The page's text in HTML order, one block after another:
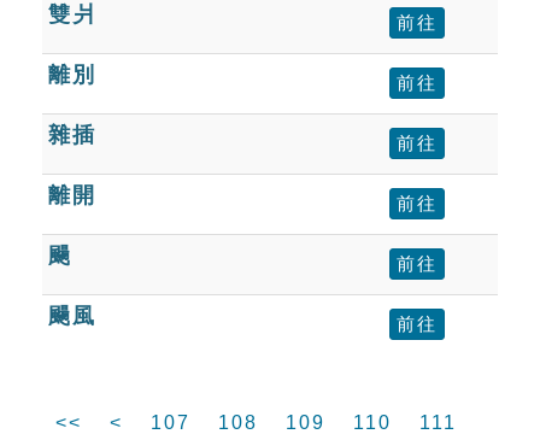
雙爿 前往
離別 前往
雜插 前往
離開 前往
颺 前往
颺風 前往
<< < 107 108 109 110
111